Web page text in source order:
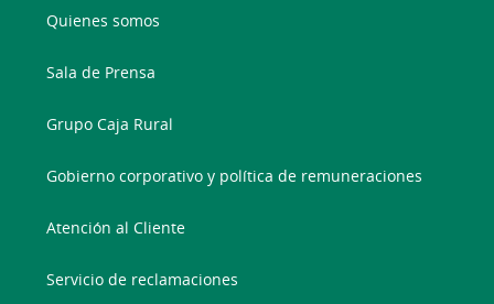
Quienes somos
Sala de Prensa
Grupo Caja Rural
Gobierno corporativo y política de remuneraciones
Atención al Cliente
Servicio de reclamaciones